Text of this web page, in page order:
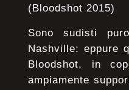
(Bloodshot 2015)
Sono sudisti
Nashville: eppure
Bloodshot, in
ampiamente